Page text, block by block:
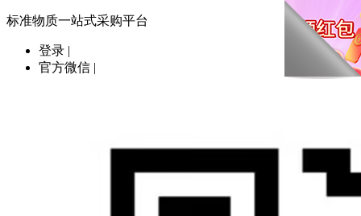
标准物质一站式采购平台
登录 |
官方微信 |